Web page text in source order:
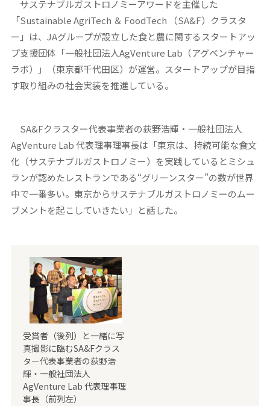
サステナブルガストロノミーアワードを主催した
「Sustainable AgriTech ＆ FoodTech （SA&F）クラスタ
ー」は、JAグループが設立した食と農に関するスタートアッ
プ支援団体「一般社団法人AgVenture Lab（アグベンチャー
ラボ）」（東京都千代田区）が運営。スタートアップが目指
す取り組みの社会実装を推進している。
SA&Fクラスター代表事業者の荻野浩輝・一般社団法人
AgVenture Lab 代表理事理事長は「東京は、持続可能な食文
化（サステナブルガストロノミー）を実践しているとミシュ
ランが認めたレストランである“グリーンスター”の数が世界
中で一番多い。東京からサステナブルガストロノミーのムー
ブメントを起こしていきたい」と話した。
受賞者（後列）と一緒に写
真撮影に臨むSA&Fクラス
ター代表事業者の荻野浩
輝・一般社団法人
AgVenture Lab 代表理事理
事長（前列左）